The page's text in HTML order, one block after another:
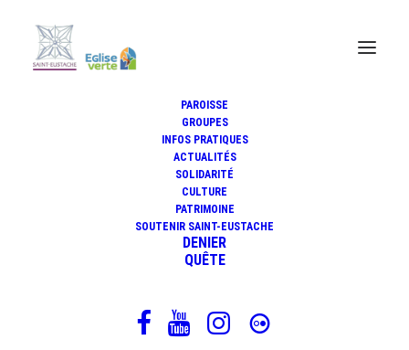
PAROISSE
GROUPES
INFOS PRATIQUES
ACTUALITÉS
SOLIDARITÉ
CULTURE
PATRIMOINE
SOUTENIR SAINT-EUSTACHE
DENIER
QUÊTE
Méditation du jeudi 30 avril
2020
30 avril 2020